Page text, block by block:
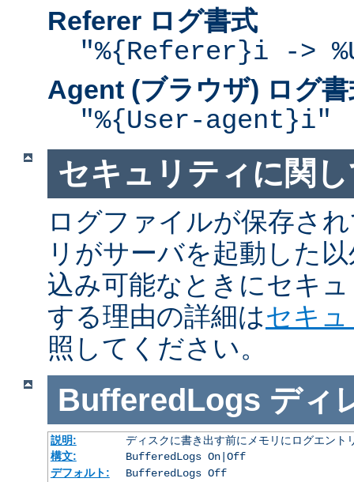
Referer ログ書式
"%{Referer}i ->
Agent (ブラウザ) ログ書
"%{User-agent}i"
セキュリティに関
ログファイルが保存さ
リがサーバを起動した
込み可能なときにセキ
する理由の詳細はセキ
照してください。
BufferedLogs ディ
説明:
ディスクに書き出す前にメモリにログエント
構文:
BufferedLogs On|Off
デフォルト:
BufferedLogs Off